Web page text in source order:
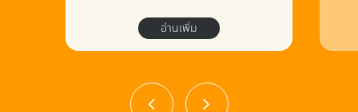
อ่านเพิ่ม